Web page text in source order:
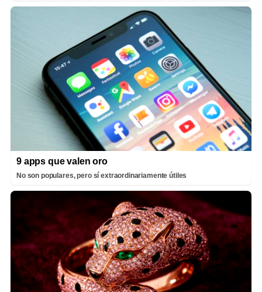
9 apps que valen oro
No son populares, pero sí extraordinariamente útiles